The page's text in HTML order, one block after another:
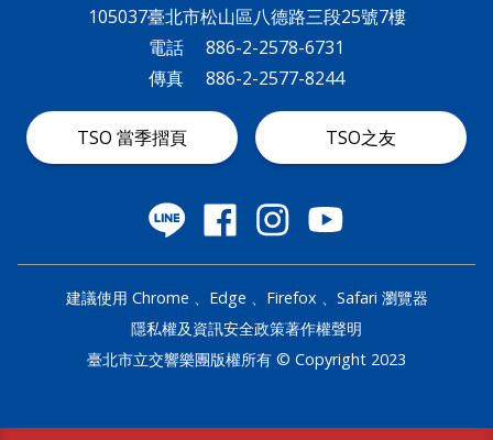
權
聲
105037臺北市松山區八德路三段25號7樓
電話
886-2-2578-6731
傳真
886-2-2577-8244
TSO 當季摺頁 TSO之友
建議使用 Chrome 、Edge 、Firefox 、Safari 瀏覽器
隱私權及資訊安全政策著作權聲明
臺北市立交響樂團版權所有 © Copyright 2023